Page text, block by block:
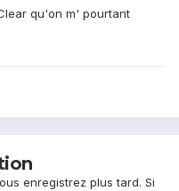
qu'on m' pourtant
enregistrez plus tard. Si